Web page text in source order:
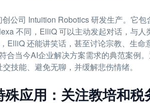
公司 Intuition Robotics 研发生产。它
不同，ElliQ 可以主动发起对话，与
ElliQ 还能讲笑话，甚至讨论宗教、生
合当今AI企业解决方案需求的典范案例
技能、避免无聊，并缓解悲伤情绪。
应用：关注教培和税